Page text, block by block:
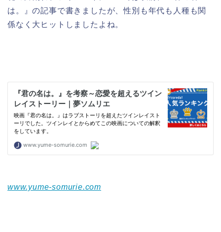
は。』の記事で書きましたが、性別も年代も人種も関
係なく大ヒットしましたよね。
www.yume-somurie.com